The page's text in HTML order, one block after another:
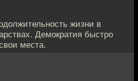
жизни в
Демократия быстро
места.